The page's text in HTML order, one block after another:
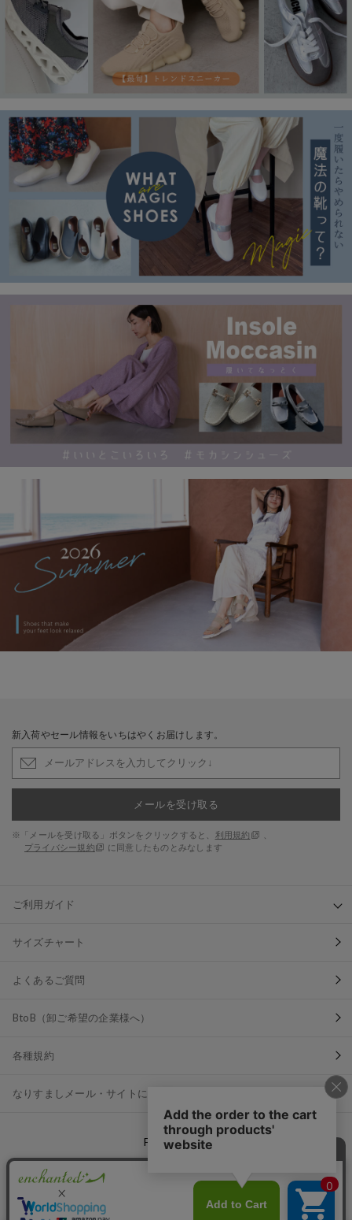
新入荷やセール情報をいちはやくお届けします。
メールを受け取る
※「メールを受け取る」ボタンをクリックすると、 利用規約
プライバシー規約
に同意したものとみなします
ご利用ガイド
サイズチャート
よくあるご質問
BtoB（卸ご希望の企業様へ）
各種規約
なりすましメール・サイトにご注意ください
FOLLOW US